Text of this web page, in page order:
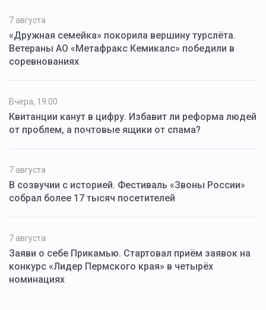
7 августа
«Дружная семейка» покорила вершину турслёта.
Ветераны АО «Метафракс Кемикалс» победили в
соревнованиях
Вчера, 19:00
Квитанции канут в цифру. Избавит ли реформа людей
от проблем, а почтовые ящики от спама?
7 августа
В созвучии с историей. Фестиваль «Звоны России»
собрал более 17 тысяч посетителей
7 августа
Заяви о себе Прикамью. Стартовал приём заявок на
конкурс «Лидер Пермского края» в четырёх
номинациях